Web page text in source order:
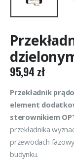
95,94 zł
Przekładnik
element
sterownikiem
przekładnika
przewodach
budynku.